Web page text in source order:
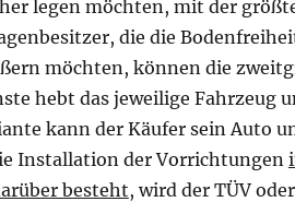
legen möchten, mit der
die die
möchten, können die
hebt das jeweilige Fahrzeug
kann der Käufer sein Auto
Installation der Vorrichtungen
besteht, wird der TÜV